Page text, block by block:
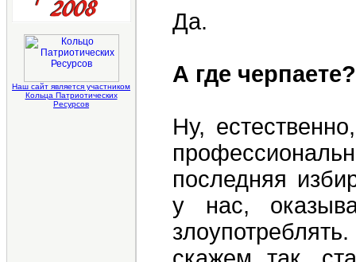
Наш сайт является участником
Кольца Патриотических
Ресурсов
Да.
А где черпаете?
Ну,
последняя
у нас,